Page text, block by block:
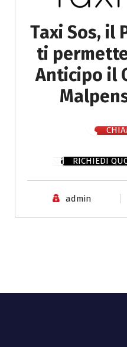
Taxi Sos, il
ti
Anticipo il
RICHIEDI
admin